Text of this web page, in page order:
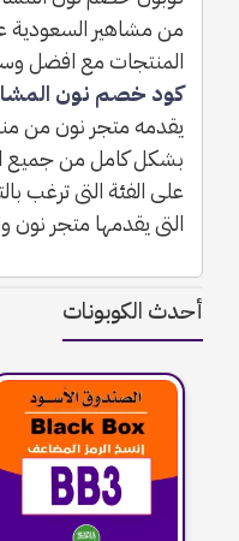
من مشاهير
المنتجات مع افضل
كود خصم نون
يقدمه متجر نون من
بشكل كامل من جميع
على الفئة التى ترغب
التى يقدمها متجر نون
أحدث الكوبونات